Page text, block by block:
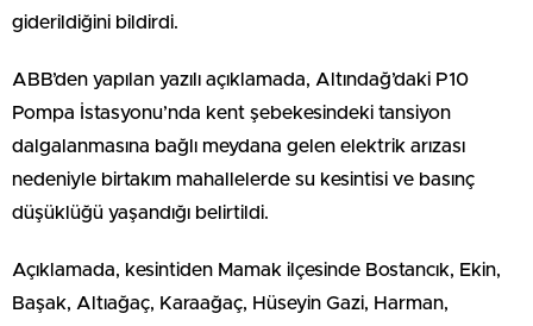
giderildiğini bildirdi.
ABB’den yapılan yazılı açıklamada, Altındağ’daki P10
Pompa İstasyonu’nda kent şebekesindeki tansiyon
dalgalanmasına bağlı meydana gelen elektrik arızası
nedeniyle birtakım mahallelerde su kesintisi ve basınç
düşüklüğü yaşandığı belirtildi.
Açıklamada, kesintiden Mamak ilçesinde Bostancık, Ekin,
Başak, Altıağaç, Karaağaç, Hüseyin Gazi, Harman,